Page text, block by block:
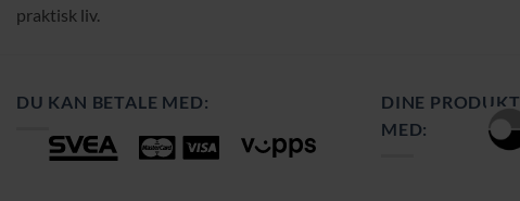
praktisk liv.
DU KAN BETALE MED:
DINE
MED: